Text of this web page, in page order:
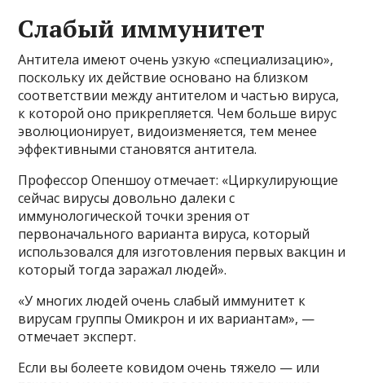
Слабый иммунитет
Антитела имеют очень узкую «специализацию»,
поскольку их действие основано на близком
соответствии между антителом и частью вируса,
к которой оно прикрепляется. Чем больше вирус
эволюционирует, видоизменяется, тем менее
эффективными становятся антитела.
Профессор Опеншоу отмечает: «Циркулирующие
сейчас вирусы довольно далеки с
иммунологической точки зрения от
первоначального варианта вируса, который
использовался для изготовления первых вакцин и
который тогда заражал людей».
«У многих людей очень слабый иммунитет к
вирусам группы Омикрон и их вариантам», —
отмечает эксперт.
Если вы болеете ковидом очень тяжело — или